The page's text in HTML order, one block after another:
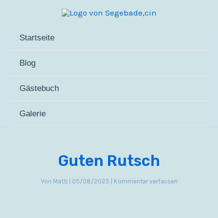
springenStartseite
Blog
Gästebuch
Galerie
Guten Rutsch
Von Matti 05/08/2025 Kommentar verfassen